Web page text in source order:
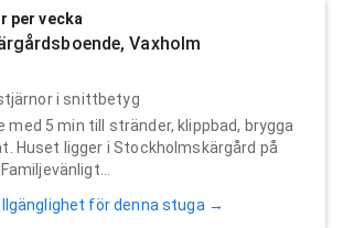
per vecka
Vaxholm
i snittbetyg
med 5 min till stränder, klippbad, brygga
Huset ligger i Stockholmskärgård på
för denna stuga →